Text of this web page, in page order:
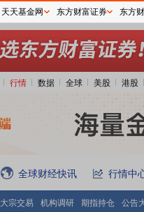
行情 数据 全球 美股 港股
全球财经快讯 行情中
大宗交易 机构调研 期指持仓
公告
天天基金网 东方财富证券 东方